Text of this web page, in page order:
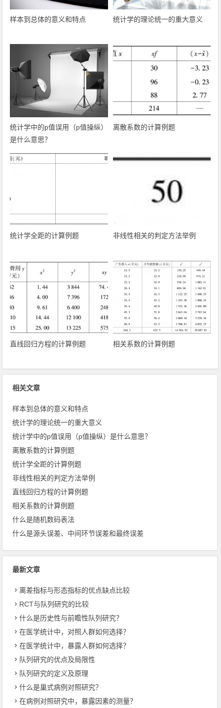
样本到总体的意义和特点 统计学的理论统一的重大意义
统计学中的p值误用（p值操纵）
是什么意思？
离散系数的计算例题
统计学全距的计算例题 非线性相关的判定方法举例
直线回归方程的计算例题 相关系数的计算例题
相关文章
样本到总体的意义和特点
统计学的理论统一的重大意义
统计学中的p值误用（p值操纵）是什么意思？
离散系数的计算例题
统计学全距的计算例题
非线性相关的判定方法举例
直线回归方程的计算例题
相关系数的计算例题
什么是随机数码表法
什么是源头误差、中间环节误差和最终误差
最新文章
离差指标与形态指标的优点缺点比较
RCT与队列研究的比较
什么是历史性与前瞻性队列研究？
在医学统计中，对照人群如何选择？
在医学统计中，暴露人群如何选择？
队列研究的优点及局限性
队列研究的定义及原理
什么是巢式病例对照研究？
在病例对照研究中，暴露因素的测量？